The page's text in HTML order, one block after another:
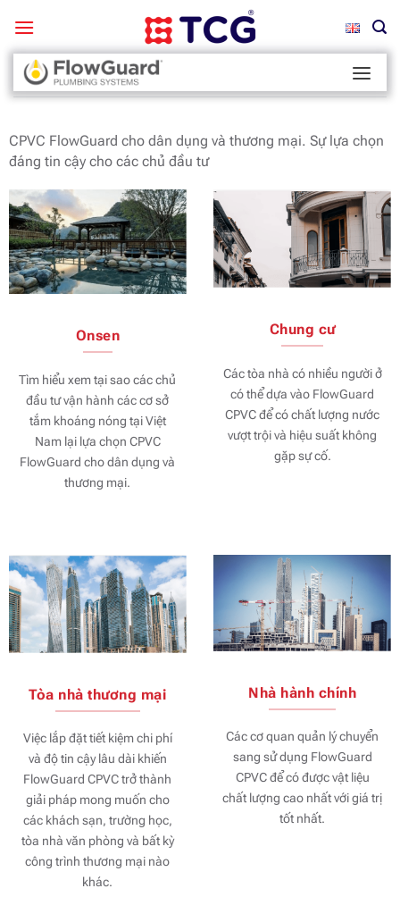
qua
nội
dungTrang chủ/Flowguard Brand
Thương hiệu được lựa chọn
cho công trình thương mại và dân dụng
CPVC FlowGuard cho dân dụng và thương mại. Sự lựa chọn
đáng tin cậy cho các chủ đầu tư
Onsen
Tìm hiểu xem tại sao các chủ
đầu tư vận hành các cơ sở
tắm khoáng nóng tại Việt
Nam lại lựa chọn CPVC
FlowGuard cho dân dụng và
thương mại.
Chung cư
Các tòa nhà có nhiều người ở
có thể dựa vào FlowGuard
CPVC để có chất lượng nước
vượt trội và hiệu suất không
gặp sự cố.
Tòa nhà thương mại
Việc lắp đặt tiết kiệm chi phí
và độ tin cậy lâu dài khiến
FlowGuard CPVC trở thành
giải pháp mong muốn cho
các khách sạn, trường học,
tòa nhà văn phòng và bất kỳ
công trình thương mại nào
khác.
Nhà hành chính
Các cơ quan quản lý chuyển
sang sử dụng FlowGuard
CPVC để có được vật liệu
chất lượng cao nhất với giá trị
tốt nhất.